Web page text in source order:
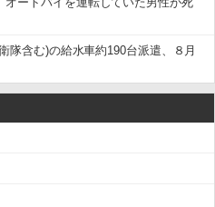
隊含む)の給水車約190台派遣、８月